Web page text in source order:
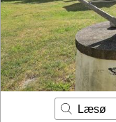
Inspiration
Kontakt
Gut zu wissen
Login
Læsø